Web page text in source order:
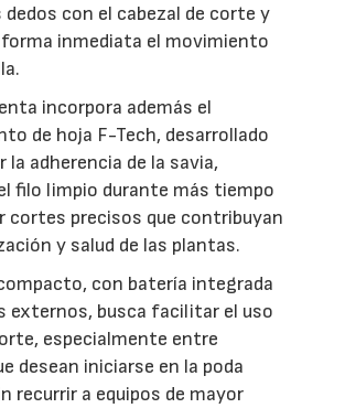
dedos con el cabezal de corte y
inmediata el movimiento
incorpora además el
de hoja F-Tech, desarrollado
la adherencia de la savia,
filo limpio durante más tiempo
cortes precisos que contribuyan
y salud de las plantas.
con batería integrada
externos, busca facilitar el uso
especialmente entre
desean iniciarse en la poda
recurrir a equipos de mayor